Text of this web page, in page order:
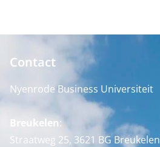
Contact
Nyenrode Business Universiteit
Breukelen:
Straatweg 25, 3621 BG Breukelen